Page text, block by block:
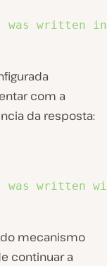
written in
com a
da resposta:
written
mecanismo
continuar a